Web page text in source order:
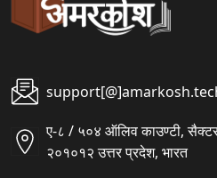
ए-८ / ५०४ ऑलिव काउण्टी, सैक्टर
२०१०१२ उत्तर प्रदेश, भारत